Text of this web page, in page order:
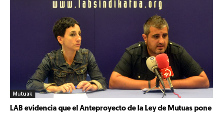
Mutuak
LAB evidencia que el Anteproyecto de la Ley de Mutuas pone